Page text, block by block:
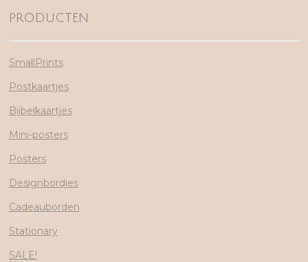
PRODUCTEN
SmallPrints
Postkaartjes
Bijbelkaartjes
Mini-posters
Posters
Designbordjes
Cadeauborden
Stationary
SALE!